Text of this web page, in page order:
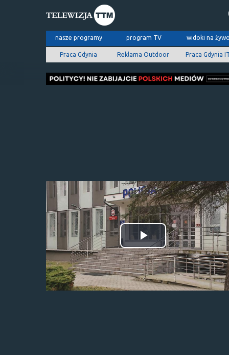
nasze programy program TV widoki na
Praca Gdynia Reklama Outdoor Praca Gdynia
Odtwórz
wideo